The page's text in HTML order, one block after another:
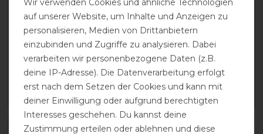
Waldhausen
Fleecedecke Economic
mit Kreuzgurt - navy
vorher 37,95 €
28,45 € *
ARTIKEL MERKEN
Waldhausen
Karabinerhaken für
Frontverschnallung
Decken, 2 Stk.
vorher 5,95 €
5,15 € *
ARTIKEL MERKEN
-10%
auf unserer Website, um Inhalte und Anzeigen zu
personalisieren, Medien von Drittanbietern
einzubinden und Zugriffe zu analysieren. Dabei
verarbeiten wir personenbezogene Daten (z.B.
deine IP-Adresse). Die Datenverarbeitung erfolgt
erst nach dem Setzen der Cookies und kann mit
deiner Einwilligung oder aufgrund berechtigten
Interesses geschehen. Du kannst deine
Zustimmung erteilen oder ablehnen und diese